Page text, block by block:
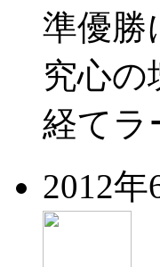
準優
究心の
経て
2012年